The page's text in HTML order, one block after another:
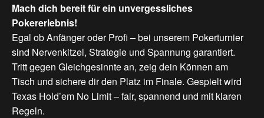
Mach dich bereitfürein unvergessliches
Pokererlebnis!
Egal ob Anfänger oder Profi – bei unserem Pokerturnier
sind Nervenkitzel, Strategie und Spannung garantiert.
Tritt gegen Gleichgesinnte an, zeig dein Können am
Tisch und sichere dir den Platz im Finale. Gespielt wird
Texas Hold’em No Limit – fair, spannend und mit klaren
Regeln.